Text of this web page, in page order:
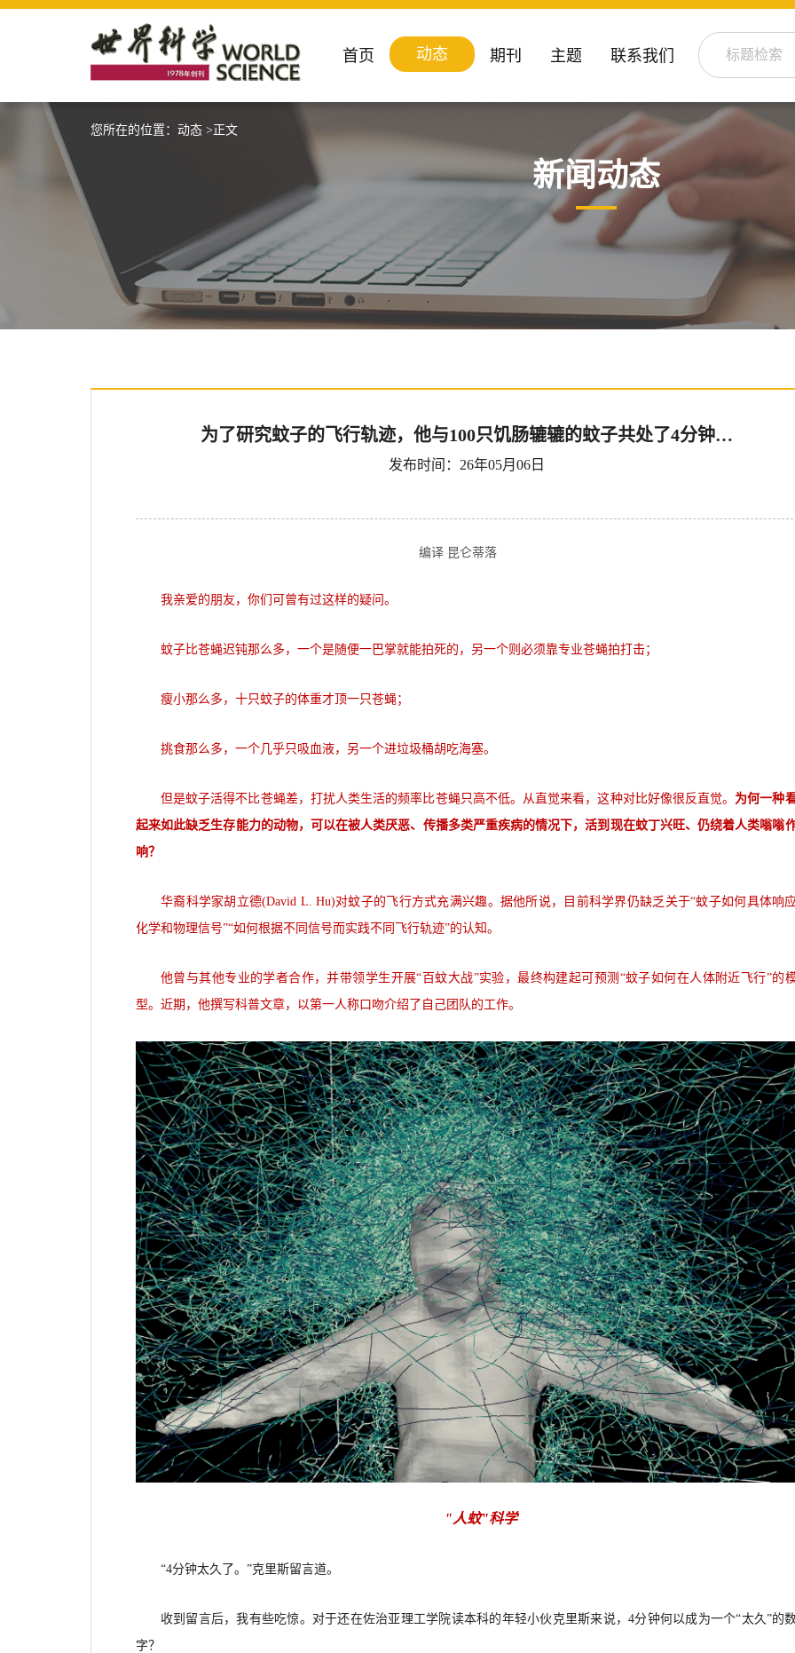
首页 动态 期刊 主题 联系我们
您所在的位置： 动态 >正文
新闻动态
为了研究蚊子的飞行轨迹，他与100只饥肠辘辘的蚊子共处了4分钟…
发布时间：26年05月06日
编译 昆仑蒂落
我亲爱的朋友，你们可曾有过这样的疑问。
蚊子比苍蝇迟钝那么多，一个是随便一巴掌就能拍死的，另一个则必须靠专业苍蝇拍打击；
瘦小那么多，十只蚊子的体重才顶一只苍蝇；
挑食那么多，一个几乎只吸血液，另一个进垃圾桶胡吃海塞。
但是蚊子活得不比苍蝇差，打扰人类生活的频率比苍蝇只高不低。从直觉来看，这种对比好像很反直觉。 为何一种
起来如此缺乏生存能力的动物，可以在被人类厌恶、传播多类严重疾病的情况下，活到现在蚊丁兴旺、仍绕着人类嗡嗡
响？
华裔科学家胡立德(David L. Hu)对蚊子的飞行方式充满兴趣。据他所说，目前科学界仍缺乏关于“蚊子如何具体响
化学和物理信号”“如何根据不同信号而实践不同飞行轨迹”的认知。
他曾与其他专业的学者合作，并带领学生开展“百蚊大战”实验，最终构建起可预测“蚊子如何在人体附近飞行”的
型。近期，他撰写科普文章，以第一人称口吻介绍了自己团队的工作。
"人蚊"科学
“4分钟太久了。”克里斯留言道。
收到留言后，我有些吃惊。对于还在佐治亚理工学院读本科的年轻小伙克里斯来说，4分钟何以成为一个“太久”的
字？